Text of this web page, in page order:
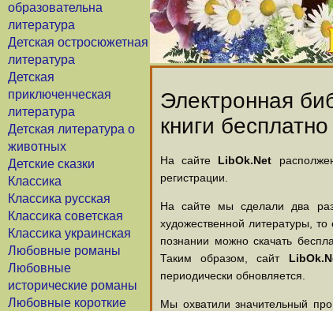
образовательна
литература
Детская остросюжетная
литература
Детская
приключенческая
литература
Детская литература о
животных
Детские сказки
Классика
Классика русская
Классика советская
Классика украинская
Любовные романы
Любовные
исторические романы
Любовные короткие
Электронная
книги бесплатно
На сайте LibOk.Net
регистрации.
На сайте мы сделали два
художественной литературы,
познании можно скачать
Таким образом, сайт
периодически обновляется.
Мы охватили значительный